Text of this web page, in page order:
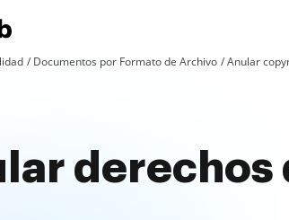
Documentos por Formato de Archivo Anular
derechos